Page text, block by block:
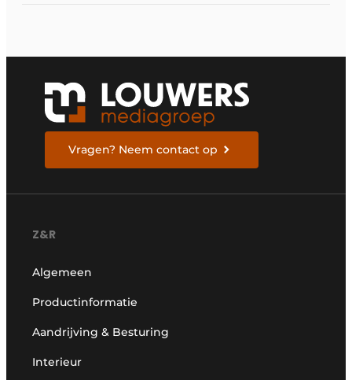
Vragen? Neem contact op
Z&R
Algemeen
Productinformatie
Aandrijving & Besturing
Interieur